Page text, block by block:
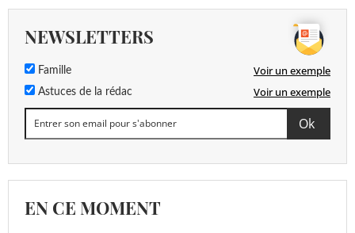
NEWSLETTERS
Famille Voir un exemple
Astuces de la rédac Voir un exemple
EN CE MOMENT